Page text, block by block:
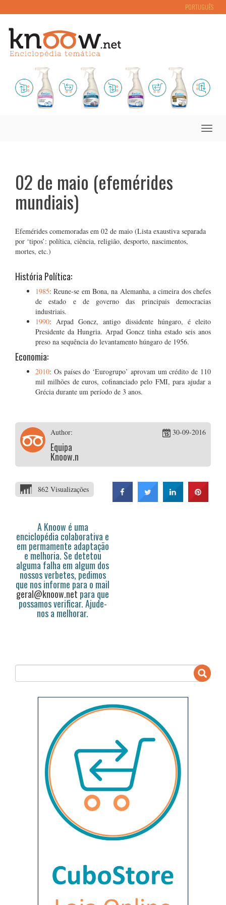
PORTUGUÊS
Toggle
02 de maio (efemérides
mundiais)
Efemérides comemoradas em 02 de maio (Lista exaustiva separada
por ‘tipos’: política, ciência, religião, desporto, nascimentos,
mortes, etc.)
História Política:
1985: Reune-se em Bona, na Alemanha, a cimeira dos chefes
de estado e de governo das principais democracias
industriais.
1990: Arpad Goncz, antigo dissidente húngaro, é eleito
Presidente da Hungria. Arpad Goncz tinha estado seis anos
preso na sequência do levantamento húngaro de 1956.
Economia:
2010: Os países do ‘Eurogrupo’ aprovam um crédito de 110
mil milhões de euros, cofinanciado pelo FMI, para ajudar a
Grécia durante um período de 3 anos.
Author:
Equipa
Knoow.net
30-09-2016
862 Visualizações
A Knoow é uma
enciclopédia colaborativa e
em permamente adaptação
e melhoria. Se detetou
alguma falha em algum dos
nossos verbetes, pedimos
que nos informe para o mail
geral@knoow.net para que
possamos verificar. Ajude-
nos a melhorar.